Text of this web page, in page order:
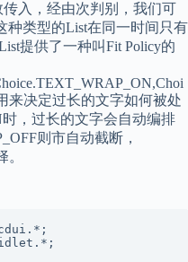
传入，经由次判别，我们可
种类型的List在同一时间只有
提供了一种叫Fit Policy的
来决定过长的文字如何被处
，过长的文字会自动编排
则市自动截断，